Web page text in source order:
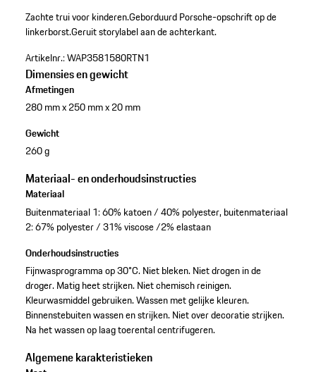
Zachte trui voor kinderen.Geborduurd Porsche-opschrift op de
linkerborst.Geruit storylabel aan de achterkant.
Artikelnr.:WAP3581580RTN1
Dimensies en gewicht
Afmetingen
280 mm x 250 mm x 20 mm
Gewicht
260 g
Materiaal- en onderhoudsinstructies
Materiaal
Buitenmateriaal 1: 60% katoen / 40% polyester, buitenmateriaal
2: 67% polyester / 31% viscose /2% elastaan
Onderhoudsinstructies
Fijnwasprogramma op 30°C. Niet bleken. Niet drogen in de
droger. Matig heet strijken. Niet chemisch reinigen.
Kleurwasmiddel gebruiken. Wassen met gelijke kleuren.
Binnenstebuiten wassen en strijken. Niet over decoratie strijken.
Na het wassen op laag toerental centrifugeren.
Algemene karakteristieken